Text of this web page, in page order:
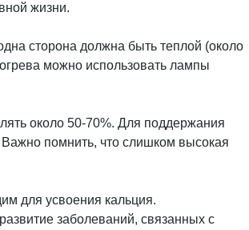
жизни.
сторона должна быть теплой (около
можно использовать лампы
около 50-70%. Для поддержания
помнить, что слишком высокая
для усвоения кальция.
заболеваний, связанных с